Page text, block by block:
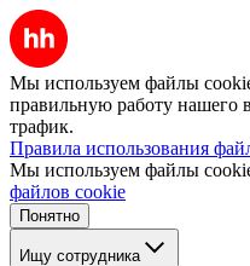
Мы используем файлы
правильную работу нашего
трафик.
Правила использования
Мы используем файлы
файлов cookie
Понятно
Ищу сотрудника